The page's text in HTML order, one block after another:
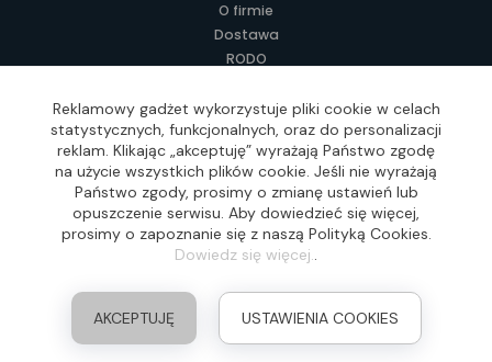
O firmie
Dostawa
RODO
Regulamin
Lokalne Gadżety Reklamowe
Jak zamawiać?
Słownik pojęć
FAQ
Realizacja: Idea4Me.pl, Wszelkie prawa zastrzeżone
Reklamowy gadżet wykorzystuje pliki cookie w celach
statystycznych, funkcjonalnych, oraz do personalizacji
reklam. Klikając „akceptuję” wyrażają Państwo zgodę
na użycie wszystkich plików cookie. Jeśli nie wyrażają
Państwo zgody, prosimy o zmianę ustawień lub
opuszczenie serwisu. Aby dowiedzieć się więcej,
prosimy o zapoznanie się z naszą Polityką Cookies.
Dowiedz się więcej..
AKCEPTUJĘ USTAWIENIA COOKIES